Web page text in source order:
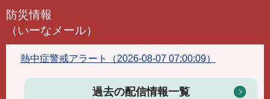
こ
防災情報
（いーなメール）
熱中症警戒アラート（2026-08-07 07:00:09）
過去の配信情報一覧